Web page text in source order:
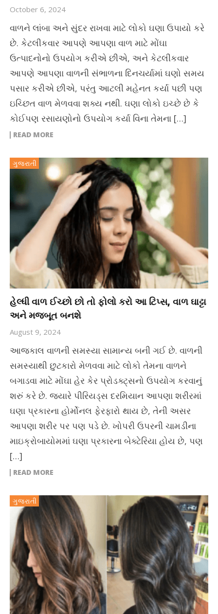
October 6, 2024
વાળને લાંબા અને સુંદર રાખવા માટે લોકો ઘણા ઉપાયો કરે
છે. કેટલીકવાર આપણે આપણા વાળ માટે મોંઘા
ઉત્પાદનોનો ઉપયોગ કરીએ છીએ, અને કેટલીકવાર
આપણે આપણા વાળની સંભાળના દિનચર્યામાં ઘણો સમય
પસાર કરીએ છીએ, પરંતુ આટલી મહેનત કર્યા પછી પણ
ઇચ્છિત વાળ મેળવવા શક્ય નથી. ઘણા લોકો ઇચ્છે છે કે
કોઈપણ રસાયણોનો ઉપયોગ કર્યા વિના તેમના […]
READ MORE
ગુજરાતી
હેલ્ધી વાળ ઈચ્છો છો તો ફોલો કરો આ ટિપ્સ, વાળ ઘાટ્ટા
અને મજબૂત બનશે
August 9, 2024
આજકાલ વાળની સમસ્યા સામાન્ય બની ગઈ છે. વાળની
સમસ્યાથી છુટકારો મેળવવા માટે લોકો તેમના વાળને
બગાડવા માટે મોંઘા હેર કેર પ્રોડક્ટ્સનો ઉપયોગ કરવાનું
શરું કરે છે. જ્યારે પીરિયડ્સ દરમિયાન આપણા શરીરમાં
ઘણા પ્રકારના હોર્મોનલ ફેરફારો થાય છે, તેની અસર
આપણા શરીર પર પણ પડે છે. ખોપરી ઉપરની ચામડીના
માઇક્રોબાયોમમાં ઘણા પ્રકારના બેક્ટેરિયા હોય છે, પણ
[…]
READ MORE
ગુજરાતી